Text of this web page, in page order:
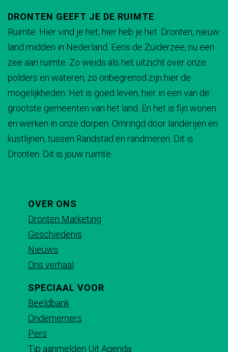
DRONTEN GEEFT JE DE RUIMTE
Ruimte. Hier vind je het, hier heb je het. Dronten, nieuw
land midden in Nederland. Eens de Zuiderzee, nu een
zee aan ruimte. Zo weids als het uitzicht over onze
polders en wateren, zo onbegrensd zijn hier de
mogelijkheden. Het is goed leven, hier in een van de
grootste gemeenten van het land. En het is fijn wonen
en werken in onze dorpen. Omringd door landerijen en
kustlijnen, tussen Randstad en randmeren. Dit is
Dronten. Dit is jouw ruimte.
OVER ONS
Dronten Marketing
Geschiedenis
Nieuws
Ons verhaal
SPECIAAL VOOR
Beeldbank
Ondernemers
Pers
Tip aanmelden Uit Agenda